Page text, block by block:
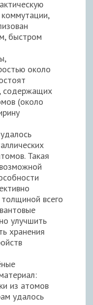
быстром
около
содержащих
(около
Такая
всего
улучшить
хранения
из атомов
удалось